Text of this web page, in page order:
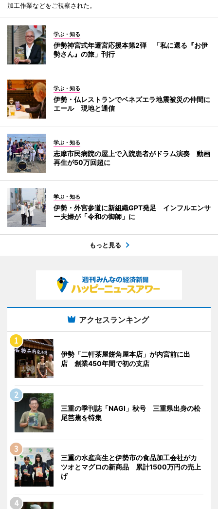
加工作業などをご視察された。
学ぶ・知る
伊勢神宮式年遷宮応援本第2弾 「私に還る『お伊
勢さん』の旅」刊行
学ぶ・知る
伊勢・仏レストランでベネズエラ地震被災の仲間に
エール 現地と通信
学ぶ・知る
志摩市民病院の屋上で入院患者がドラム演奏 動画
再生が50万回超に
学ぶ・知る
伊勢・外宮参道に新組織GPT発足 インフルエンサ
ー夫婦が「令和の御師」に
もっと見る
アクセスランキング
伊勢「二軒茶屋餅角屋本店」が内宮前に出
店 創業450年間で初の支店
三重の季刊誌「NAGI」秋号 三重県出身の松
尾芭蕉を特集
三重の水産高生と伊勢市の食品加工会社がカ
ツオとマグロの新商品 累計1500万円の売上
げ